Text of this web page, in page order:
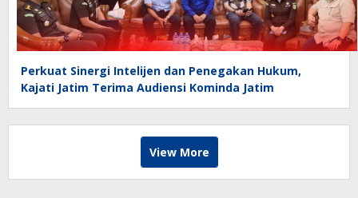
Perkuat Sinergi Intelijen dan Penegakan Hukum,
Kajati Jatim Terima Audiensi Kominda Jatim
View More